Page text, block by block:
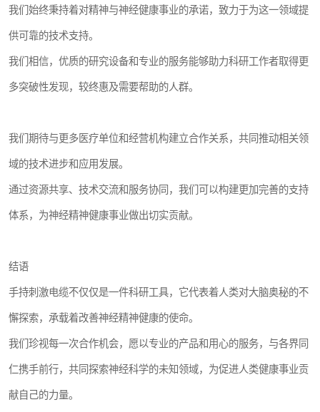
我们始终秉持着对精神与神经健康事业的承诺，致力于为这一领域提
供可靠的技术支持。
我们相信，优质的研究设备和专业的服务能够助力科研工作者取得更
多突破性发现，较终惠及需要帮助的人群。
我们期待与更多医疗单位和经营机构建立合作关系，共同推动相关领
域的技术进步和应用发展。
通过资源共享、技术交流和服务协同，我们可以构建更加完善的支持
体系，为神经精神健康事业做出切实贡献。
结语
手持刺激电缆不仅仅是一件科研工具，它代表着人类对大脑奥秘的不
懈探索，承载着改善神经精神健康的使命。
我们珍视每一次合作机会，愿以专业的产品和用心的服务，与各界同
仁携手前行，共同探索神经科学的未知领域，为促进人类健康事业贡
献自己的力量。